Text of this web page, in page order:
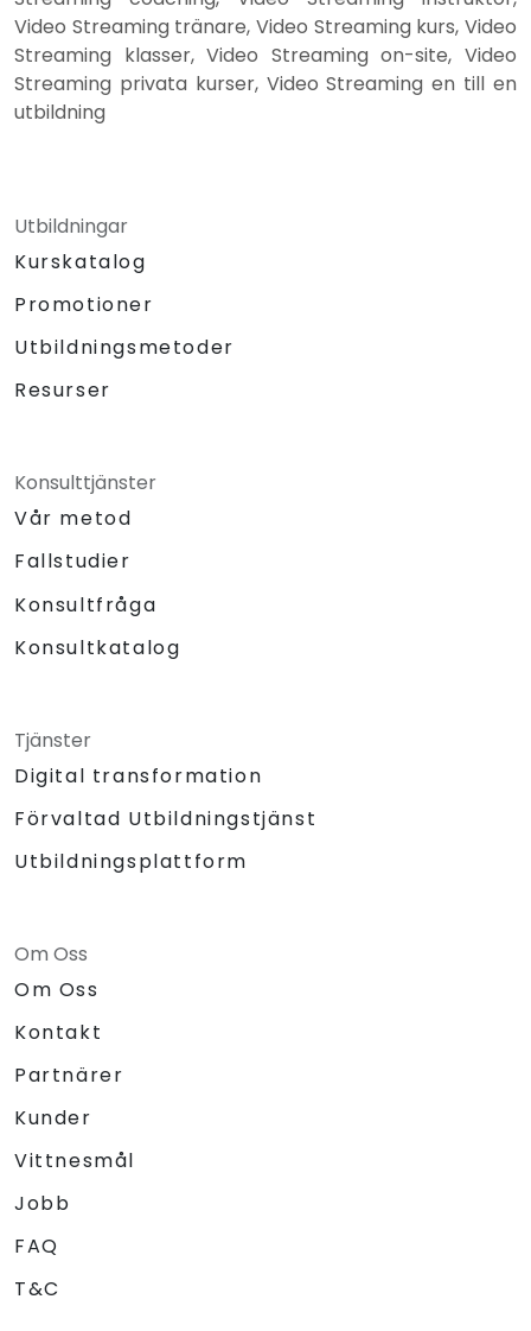
Video Streaming tränare, Video Streaming kurs, Video
Streaming klasser, Video Streaming on-site, Video
Streaming privata kurser, Video Streaming en till en
utbildning
Utbildningar
Kurskatalog
Promotioner
Utbildningsmetoder
Resurser
Konsulttjänster
Vår metod
Fallstudier
Konsultfråga
Konsultkatalog
Tjänster
Digital transformation
Förvaltad Utbildningstjänst
Utbildningsplattform
Om Oss
Om Oss
Kontakt
Partnärer
Kunder
Vittnesmål
Jobb
FAQ
T&C